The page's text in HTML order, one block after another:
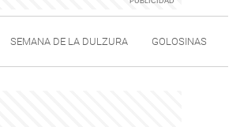
SEMANA DE LA DULZURA GOLOSINAS